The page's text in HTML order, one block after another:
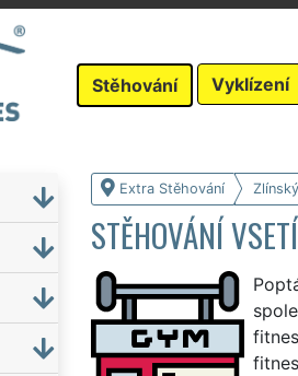
Stěhování Vyklízení
Extra Stěhování
STĚHOVÁNÍ